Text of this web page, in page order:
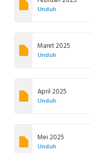
Unduh
Maret 2025
Unduh
April 2025
Unduh
Mei 2025
Unduh